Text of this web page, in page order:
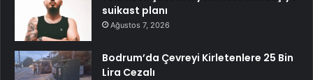
suikast planı
Ağustos 7, 2026
Bodrum’da Çevreyi Kirletenlere 25 Bin
Lira Cezalı